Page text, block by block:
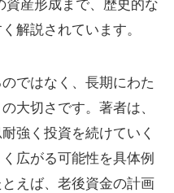
資産形成まで、歴史的な
解説されています。
ではなく、長期にわた
大切さです。著者は、
強く投資を続けていく
広がる可能性を具体例
えば、老後資金の計画